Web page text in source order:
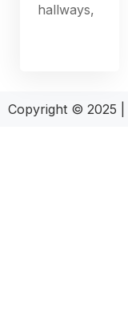
hallways,
Copyright © 2025